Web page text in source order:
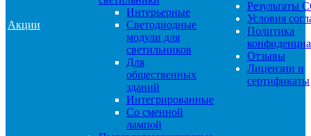
Акции
Интерьерные
Светодиодные
модули для
светильников
Для
общественных
зданий
Интегрированные
Со сменной
лампой
Результаты
Условия
Политика
Отзывы
Лицензии и
сертификаты